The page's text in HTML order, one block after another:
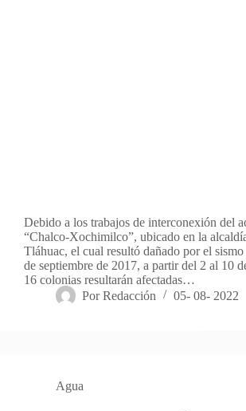
Debido a los trabajos de interconexión del
“Chalco-Xochimilco”, ubicado en la
Tláhuac, el cual resultó dañado por el
de septiembre de 2017, a partir del 2 al 10
16 colonias resultarán afectadas…
Por Redacción 05- 08- 2022
Agua